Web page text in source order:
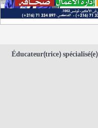
Éducateur(trice) spécialisé(e)